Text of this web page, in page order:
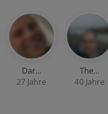
Dar…
27 Jahre
The…
40 Jahre